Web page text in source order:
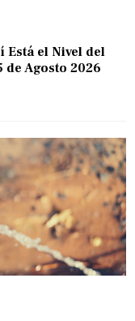
Está el Nivel del
de Agosto 2026